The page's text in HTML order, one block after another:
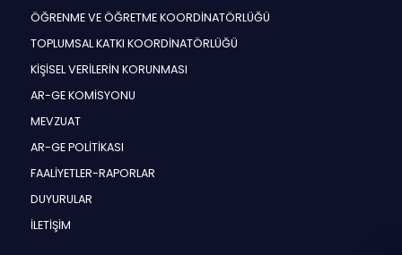
ÖĞRENME VE ÖĞRETME KOORDİNATÖRLÜĞÜ
TOPLUMSAL KATKI KOORDİNATÖRLÜĞÜ
KİŞİSEL VERİLERİN KORUNMASI
AR-GE KOMİSYONU
MEVZUAT
AR-GE POLİTİKASI
FAALİYETLER-RAPORLAR
DUYURULAR
İLETİŞİM